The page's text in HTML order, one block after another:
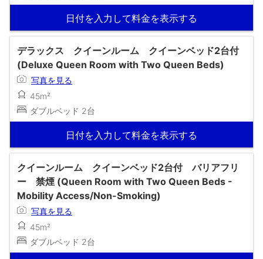
日付を入力して料金を表示する
デラックス クイーンルーム クイーンベッド2台付
(Deluxe Queen Room with Two Queen Beds)
写真を見る
45m²
ダブルベッド 2台
日付を入力して料金を表示する
クイーンルーム クイーンベッド2台付 バリアフリ
ー 禁煙 (Queen Room with Two Queen Beds -
Mobility Access/Non-Smoking)
写真を見る
45m²
ダブルベッド 2台